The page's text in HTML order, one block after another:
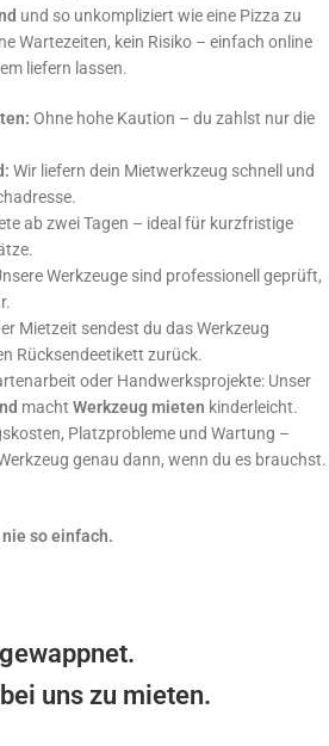
und so unkompliziert wie eine Pizza zu
Wartezeiten, kein Risiko – einfach online
liefern lassen.
Ohne hohe Kaution – du zahlst nur die
Wir liefern dein Mietwerkzeug schnell und
ab zwei Tagen – ideal für kurzfristige
Werkzeuge sind professionell geprüft,
Mietzeit sendest du das Werkzeug
Rücksendeetikett zurück.
oder Handwerksprojekte: Unser
macht Werkzeug mieten kinderleicht.
Platzprobleme und Wartung –
genau dann, wenn du es brauchst.
so einfach.
uns zu mieten.